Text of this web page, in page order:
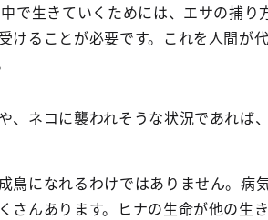
で生きていくためには、エサの捕り
けることが必要です。これを人間が
、ネコに襲われそうな状況であれば
鳥になれるわけではありません。病
さんあります。ヒナの生命が他の生